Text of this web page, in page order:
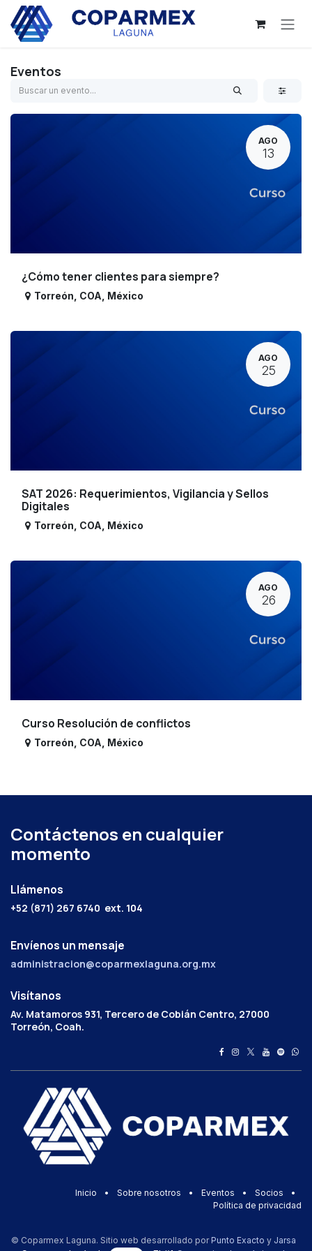
Ir al contenido
Eventos
AGO
13
¿Cómo tener clientes para siempre?
Torreón COA México
AGO
25
SAT 2026: Requerimientos, Vigilancia y Sellos
Digitales
Torreón COA México
AGO
26
Curso Resolución de conflictos
Torreón COA México
Contáctenos en cualquier
momento
Llámenos
+52 (871) 267 6740 ext. 104
Envíenos un mensaje
administracion@coparmexlaguna.org.mx
Visítanos
Av. Matamoros 931, Tercero de Cobián Centro, 27000
Torreón, Coah.
Inicio • Sobre nosotros • Eventos • Socios
•
Política de privacidad
© Coparmex Laguna. Sitio web desarrollado por Punto Exacto y Jarsa